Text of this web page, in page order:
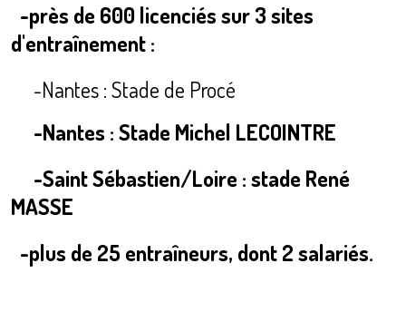
-près de 600 licenciés sur 3 sites
d'entraînement :
-Nantes : Stade de Procé
-Nantes : Stade Michel LECOINTRE
-Saint Sébastien/Loire : stade René
MASSE
-plus de 25 entraîneurs, dont 2 salariés.